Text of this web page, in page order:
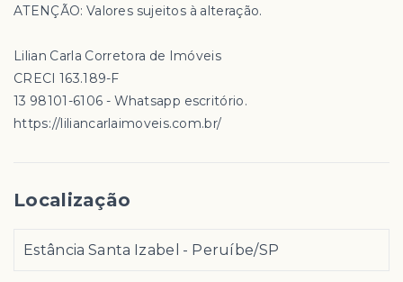
ATENÇÃO: Valores sujeitos à alteração.
Lilian Carla Corretora de Imóveis
CRECI 163.189-F
13 98101-6106 - Whatsapp escritório.
https://liliancarlaimoveis.com.br/
Localização
Estância Santa Izabel - Peruíbe/SP